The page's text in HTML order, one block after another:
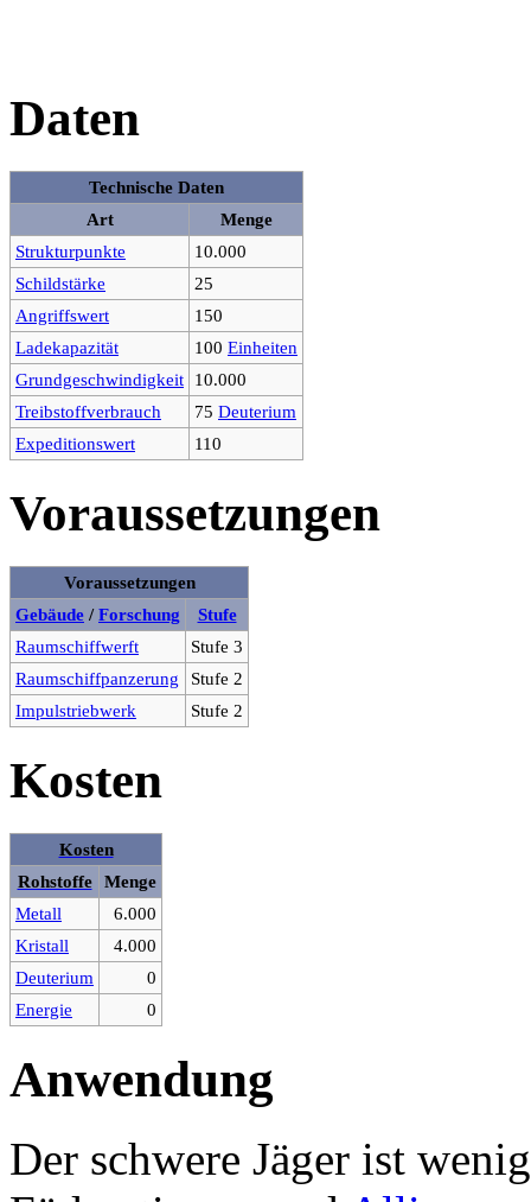
Daten
Technische Daten
Art
Menge
Strukturpunkte
10.000
Schildstärke
25
Angriffswert
150
Ladekapazität
100 Einheiten
Grundgeschwindigkeit 10.000
Treibstoffverbrauch
75 Deuterium
Expeditionswert
110
Voraussetzungen
Voraussetzungen
Gebäude /Forschung
Stufe
Raumschiffwerft
Stufe 3
Raumschiffpanzerung
Stufe 2
Impulstriebwerk
Stufe 2
Kosten
Kosten
Rohstoffe
Menge
Metall
6.000
Kristall
4.000
Deuterium
0
Energie
0
Anwendung
Der schwere Jäger ist